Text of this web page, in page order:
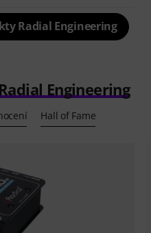
Radial Engineering
Engineering
Hall of Fame